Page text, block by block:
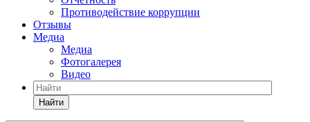
Противодействие коррупции
Отзывы
Медиа
Медиа
Фотогалерея
Видео
Найти